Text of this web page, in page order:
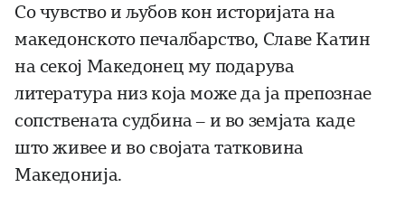
Со чувство и љубов кон историјата на
македонското печалбарство, Славе Катин
на секој Македонец му подарува
литература низ која може да ја препознае
сопствената судбина – и во земјата каде
што живее и во својата татковина
Македонија.